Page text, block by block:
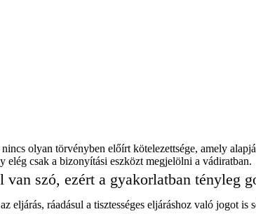
olyan törvényben előírt kötelezettsége, amely
csak a bizonyítási eszközt megjelölni a vádiratban.
szó, ezért a gyakorlatban tényleg
eljárás, ráadásul a tisztességes eljáráshoz való jogot